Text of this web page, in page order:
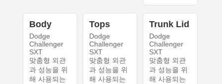
Body
Dodge
Challenger
SXT
맞춤형 외관
과 성능을 위
해 사용되는
Tops
Dodge
Challenger
SXT
맞춤형 외관
과 성능을 위
해 사용되는
Trunk Lid
Dodge
Challenger
SXT
맞춤형 외관
과 성능을 위
해 사용되는